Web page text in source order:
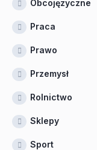
Obcojęzyczne
Praca
Prawo
Przemysł
Rolnictwo
Sklepy
Sport